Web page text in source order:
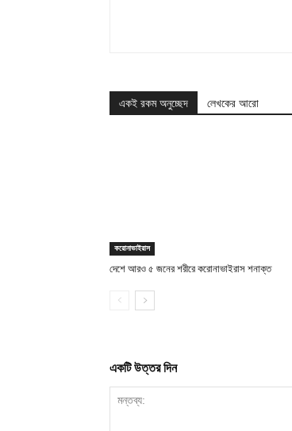
একই রকম অনুচ্ছেদ লেখকের আরো
করোনাভাইরাস
দেশে আরও ৫ জনের শরীরে করোনাভাইরাস শনাক্ত
একটি উত্তর দিন